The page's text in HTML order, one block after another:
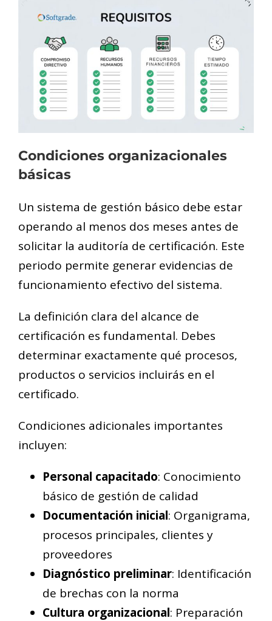
Condiciones organizacionales
básicas
Un sistema de gestión básico debe estar
operando al menos dos meses antes de
solicitar la auditoría de certificación. Este
periodo permite generar evidencias de
funcionamiento efectivo del sistema.
La definición clara del alcance de
certificación es fundamental. Debes
determinar exactamente qué procesos,
productos o servicios incluirás en el
certificado.
Condiciones adicionales importantes
incluyen:
Personal capacitado: Conocimiento
básico de gestión de calidad
Documentación inicial: Organigrama,
procesos principales, clientes y
proveedores
Diagnóstico preliminar: Identificación
de brechas con la norma
Cultura organizacional: Preparación